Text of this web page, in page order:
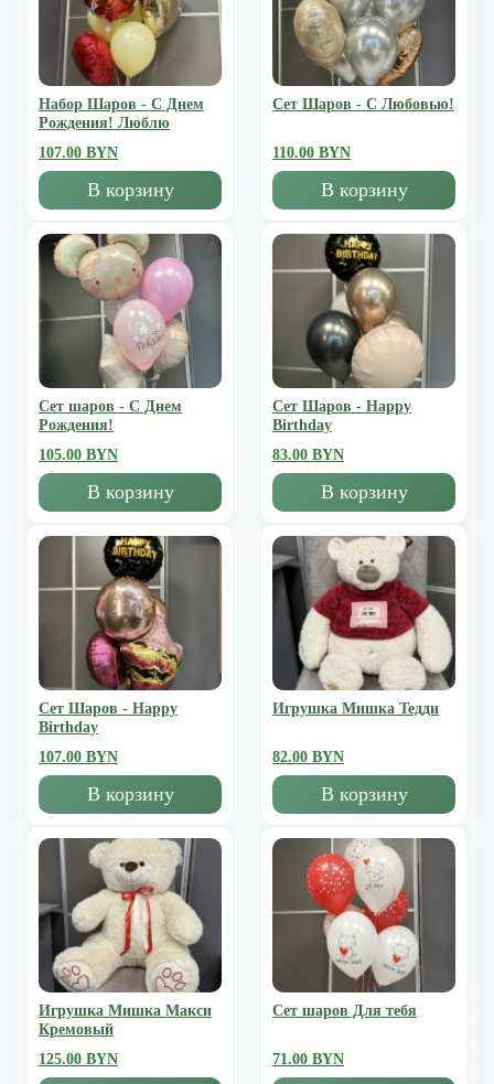
Набор Шаров - С Днем
Рождения! Люблю
107.00 BYN
В корзину
Сет Шаров - С Любовью!
110.00 BYN
В корзину
Сет шаров - С Днем
Рождения!
105.00 BYN
В корзину
Сет Шаров - Happy
Birthday
83.00 BYN
В корзину
Сет Шаров - Happy
Birthday
107.00 BYN
В корзину
Игрушка Мишка Тедди
82.00 BYN
В корзину
Игрушка Мишка Mакси
Кремовый
125.00 BYN
Сет шаров Для тебя
71.00 BYN